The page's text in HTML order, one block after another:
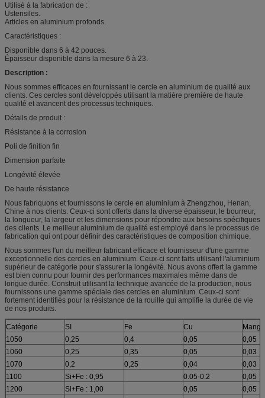
Utilisé à la fabrication de :
Ustensiles.
Articles en aluminium profonds.
Caractéristiques :
Disponible dans 6 à 42 pouces.
Épaisseur disponible dans la mesure 6 à 23.
Description :
Nous sommes efficaces en fournissant le cercle en aluminium de qualité aux
clients. Ces cercles sont développés utilisant la matière première de haute
qualité et avancent des processus techniques.
Détails de produit :
Résistance à la corrosion
Poli de finition fin
Dimension parfaite
Longévité élevée
De haute résistance
Nous fabriquons et fournissons le cercle en aluminium à Zhengzhou, Henan,
Chine à nos clients. Ceux-ci sont offerts dans la diverse épaisseur, le bourreur,
la longueur, la largeur et les dimensions pour répondre aux besoins spécifiques
des clients. Le meilleur aluminium de qualité est employé dans le processus de
fabrication qui ont pour définir des caractéristiques de composition chimique.
Nous sommes l'un du meilleur fabricant efficace et fournisseur d'une gamme
exceptionnelle des cercles en aluminium. Ceux-ci sont faits utilisant l'aluminium
supérieur de catégorie pour s'assurer la longévité. Nous avons offert la gamme
est bien connu pour fournir des performances maximales même dans de
longue durée. Construit utilisant la technique avancée de la production, nous
fournissons une gamme spéciale des cercles en aluminium. Ceux-ci sont
fortement identifiés pour la résistance de la rouille qui amplifie la durée de vie
de nos produits.
Catégorie SI Fe Cu
1050
0,25 0,4 0,05
0,05
1060
0,25 0,35 0,05
0,03
1070
0,2 0,25 0,04
0,03
1100
Si+Fe : 0,95 0.05-0.2
0,05
1200
Si+Fe : 1,00 0,05
0,05